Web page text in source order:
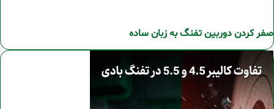
صفر کردن دوربین تفنگ به زبان ساده